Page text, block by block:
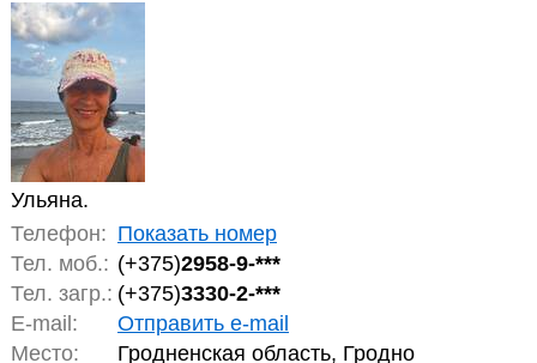
Ульяна.
Телефон: Показать номер
Тел. моб.: (+375)2958-9-***
Тел. загр.: (+375)3330-2-***
E-mail:
Отправить e-mail
Место:
Гродненская область, Гродно